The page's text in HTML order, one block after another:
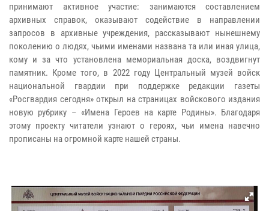
принимают активное участие: занимаются составлением
архивных справок, оказывают содействие в направлении
запросов в архивные учреждения, рассказывают нынешнему
поколению о людях, чьими именами названа та или иная улица,
кому и за что установлена мемориальная доска, воздвигнут
памятник. Кроме того, в 2022 году Центральный музей войск
национальной гвардии при поддержке редакции газеты
«Росгвардия сегодня» открыл на страницах войскового издания
новую рубрику – «Имена Героев на карте Родины». Благодаря
этому проекту читатели узнают о героях, чьи имена навечно
прописаны на огромной карте нашей страны.